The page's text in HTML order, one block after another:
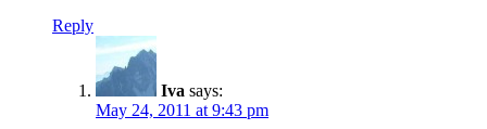
Reply
Iva says:
May 24, 2011 at 9:43 pm